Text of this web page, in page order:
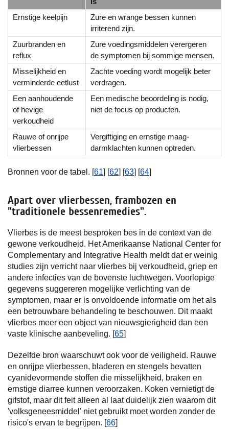
Ernstige keelpijn
Zure en wrange bessen kunnen
irriterend zijn.
Zuurbranden en
reflux
Zure voedingsmiddelen verergeren
de symptomen bij sommige mensen.
Misselijkheid en
verminderde eetlust
Zachte voeding wordt mogelijk beter
verdragen.
Een aanhoudende
of hevige
verkoudheid
Een medische beoordeling is nodig,
niet de focus op producten.
Rauwe of onrijpe
vlierbessen
Vergiftiging en ernstige maag-
darmklachten kunnen optreden.
Bronnen voor de tabel. [61] [62] [63] [64]
Apart over vlierbessen, frambozen en
"traditionele bessenremedies".
Vlierbes is de meest besproken bes in de context van de
gewone verkoudheid. Het Amerikaanse National Center for
Complementary and Integrative Health meldt dat er weinig
studies zijn verricht naar vlierbes bij verkoudheid, griep en
andere infecties van de bovenste luchtwegen. Voorlopige
gegevens suggereren mogelijke verlichting van de
symptomen, maar er is onvoldoende informatie om het als
een betrouwbare behandeling te beschouwen. Dit maakt
vlierbes meer een object van nieuwsgierigheid dan een
vaste klinische aanbeveling. [65]
Dezelfde bron waarschuwt ook voor de veiligheid. Rauwe
en onrijpe vlierbessen, bladeren en stengels bevatten
cyanidevormende stoffen die misselijkheid, braken en
ernstige diarree kunnen veroorzaken. Koken vernietigt de
gifstof, maar dit feit alleen al laat duidelijk zien waarom dit
'volksgeneesmiddel' niet gebruikt moet worden zonder de
risico's ervan te begrijpen. [66]